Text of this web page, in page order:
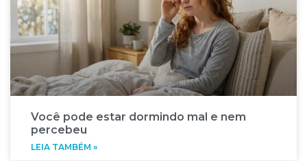
Você pode estar dormindo mal e nem
percebeu
LEIA TAMBÉM »